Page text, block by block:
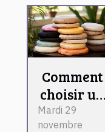
Comment
choisir un
coussin
Mardi 29
novembre